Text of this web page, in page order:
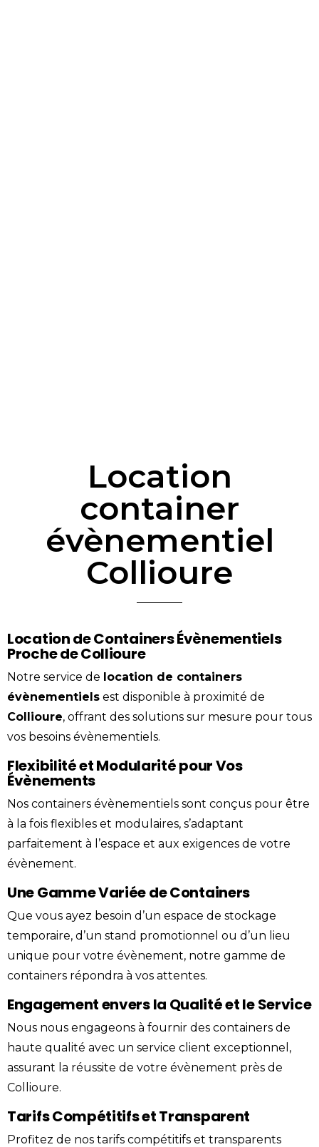
Location
container
évènementiel
Collioure
Location de Containers Évènementiels
Proche de Collioure
Notre service de location de containers
évènementiels est disponible à proximité de
Collioure, offrant des solutions sur mesure pour tous
vos besoins évènementiels.
Flexibilité et Modularité pour Vos
Évènements
Nos containers évènementiels sont conçus pour être
à la fois flexibles et modulaires, s’adaptant
parfaitement à l’espace et aux exigences de votre
évènement.
Une Gamme Variée de Containers
Que vous ayez besoin d’un espace de stockage
temporaire, d’un stand promotionnel ou d’un lieu
unique pour votre évènement, notre gamme de
containers répondra à vos attentes.
Engagement envers la Qualité et le Service
Nous nous engageons à fournir des containers de
haute qualité avec un service client exceptionnel,
assurant la réussite de votre évènement près de
Collioure.
Tarifs Compétitifs et Transparent
Profitez de nos tarifs compétitifs et transparents